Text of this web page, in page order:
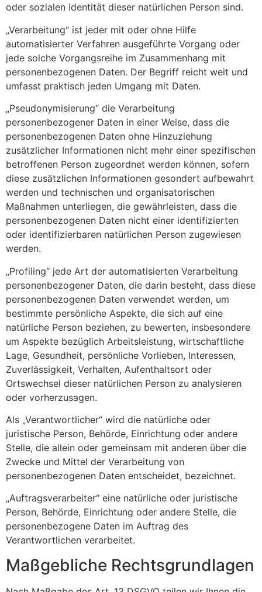
oder sozialen Identität dieser natürlichen Person sind.
„Verarbeitung“ ist jeder mit oder ohne Hilfe
automatisierter Verfahren ausgeführte Vorgang oder
jede solche Vorgangsreihe im Zusammenhang mit
personenbezogenen Daten. Der Begriff reicht weit und
umfasst praktisch jeden Umgang mit Daten.
„Pseudonymisierung“ die Verarbeitung
personenbezogener Daten in einer Weise, dass die
personenbezogenen Daten ohne Hinzuziehung
zusätzlicher Informationen nicht mehr einer spezifischen
betroffenen Person zugeordnet werden können, sofern
diese zusätzlichen Informationen gesondert aufbewahrt
werden und technischen und organisatorischen
Maßnahmen unterliegen, die gewährleisten, dass die
personenbezogenen Daten nicht einer identifizierten
oder identifizierbaren natürlichen Person zugewiesen
werden.
„Profiling“ jede Art der automatisierten Verarbeitung
personenbezogener Daten, die darin besteht, dass diese
personenbezogenen Daten verwendet werden, um
bestimmte persönliche Aspekte, die sich auf eine
natürliche Person beziehen, zu bewerten, insbesondere
um Aspekte bezüglich Arbeitsleistung, wirtschaftliche
Lage, Gesundheit, persönliche Vorlieben, Interessen,
Zuverlässigkeit, Verhalten, Aufenthaltsort oder
Ortswechsel dieser natürlichen Person zu analysieren
oder vorherzusagen.
Als „Verantwortlicher“ wird die natürliche oder
juristische Person, Behörde, Einrichtung oder andere
Stelle, die allein oder gemeinsam mit anderen über die
Zwecke und Mittel der Verarbeitung von
personenbezogenen Daten entscheidet, bezeichnet.
„Auftragsverarbeiter“ eine natürliche oder juristische
Person, Behörde, Einrichtung oder andere Stelle, die
personenbezogene Daten im Auftrag des
Verantwortlichen verarbeitet.
Maßgebliche Rechtsgrundlagen